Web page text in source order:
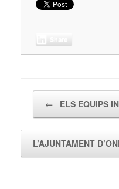
← ELS EQUIPS
L’AJUNTAMENT